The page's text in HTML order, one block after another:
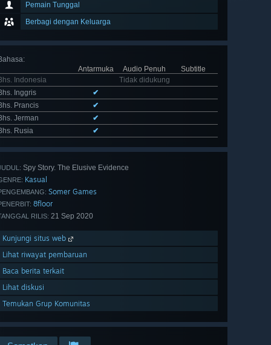
Pemain Tunggal
Berbagi dengan Keluarga
:
Antarmuka
Audio Penuh
Subtitle
Indonesia
Tidak didukung
Inggris
✔
Prancis
✔
Jerman
✔
Rusia
✔
Spy Story. The Elusive Evidence
Kasual
Somer Games
8floor
RILIS: 21 Sep 2020
Kunjungi situs web
Lihat riwayat pembaruan
Baca berita terkait
Lihat diskusi
Temukan Grup Komunitas